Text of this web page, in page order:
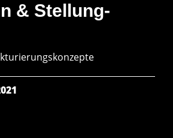
& Stellung­